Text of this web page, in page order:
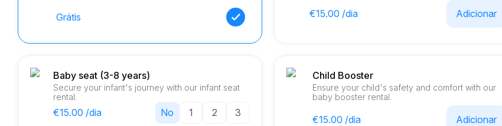
Grátis €15.00 /dia Adicionar
Baby seat (3-8 years)
Secure your infant's journey with our infant seat
rental.
€15.00 /dia No 1 2 3
Child Booster
Ensure your child's safety and comfort with our
baby booster rental.
€15.00 /dia Adicionar